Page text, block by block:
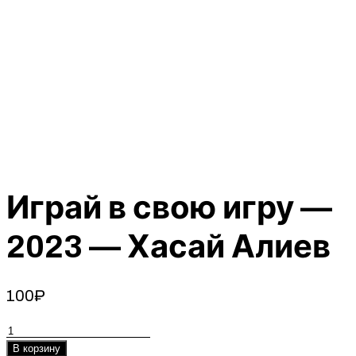
Играй в свою игру —
2023 — Хасай Алиев
100₽
Количество
товара
В корзину